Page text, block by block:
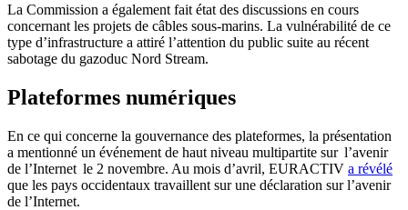
La Commission a également fait état des discussions en cours
concernant les projets de câbles sous-marins. La vulnérabilité de ce
type d’infrastructure a attiré l’attention du public suite au récent
sabotage du gazoduc Nord Stream.
Plateformes numériques
En ce qui concerne la gouvernance des plateformes, la présentation
a mentionné un événement de haut niveau multipartite sur l’avenir
de l’Internet le 2 novembre. Au mois d’avril, EURACTIV a révélé
que les pays occidentaux travaillent sur une déclaration sur l’avenir
de l’Internet.